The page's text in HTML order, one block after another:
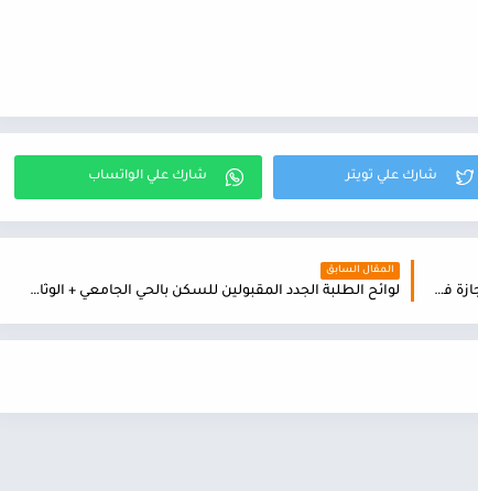
إعلان خاص بإعادة فتح الترشيحات لولوج مسلك الإجازة في التربية تخصص التعليم الاولي بالمدرسة العليا للاساتذة بمكناس ENS
المقال السابق
لوائح الطلبة الجدد المقبولين للسكن بالحي الجامعي + الوثائق المطلوبة لاستكمال اجراءات التسجيل